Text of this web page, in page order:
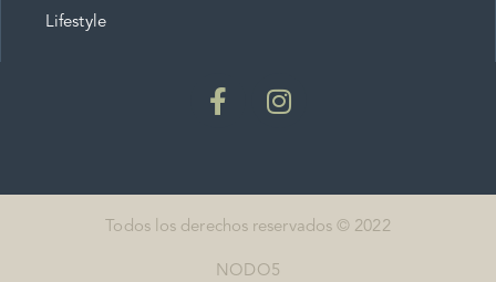
Lifestyle
Todos los derechos reservados © 2022
NODO5